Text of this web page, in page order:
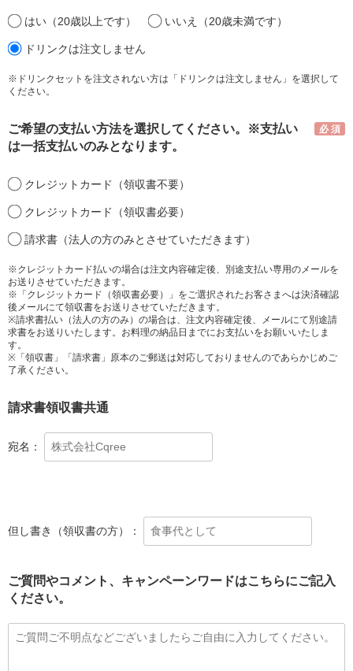
はい（20歳以上です） いいえ（20歳未満です）
ドリンクは注文しません
※ドリンクセットを注文されない方は「ドリンクは注文しません」を選択して
ください。
ご希望の支払い方法を選択してください。※支払い
は一括支払いのみとなります。
クレジットカード（領収書不要）
クレジットカード（領収書必要）
請求書（法人の方のみとさせていただきます）
※クレジットカード払いの場合は注文内容確定後、別途支払い専用のメールを
お送りさせていただきます。
※「クレジットカード（領収書必要）」をご選択されたお客さまへは決済確認
後メールにて領収書をお送りさせていただきます。
※請求書払い（法人の方のみ）の場合は、注文内容確定後、メールにて別途請
求書をお送りいたします。お料理の納品日までにお支払いをお願いいたしま
す。
※「領収書」「請求書」原本のご郵送は対応しておりませんのであらかじめご
了承ください。
請求書領収書共通
宛名：
但し書き（領収書の方）：
ご質問やコメント、キャンペーンワードはこちらにご記入
ください。